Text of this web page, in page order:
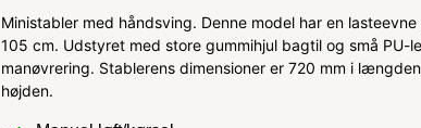
Ministabler med håndsving. Denne model har en
105 cm. Udstyret med store gummihjul bagtil og små PU-
manøvrering. Stablerens dimensioner er 720 mm i
højden.